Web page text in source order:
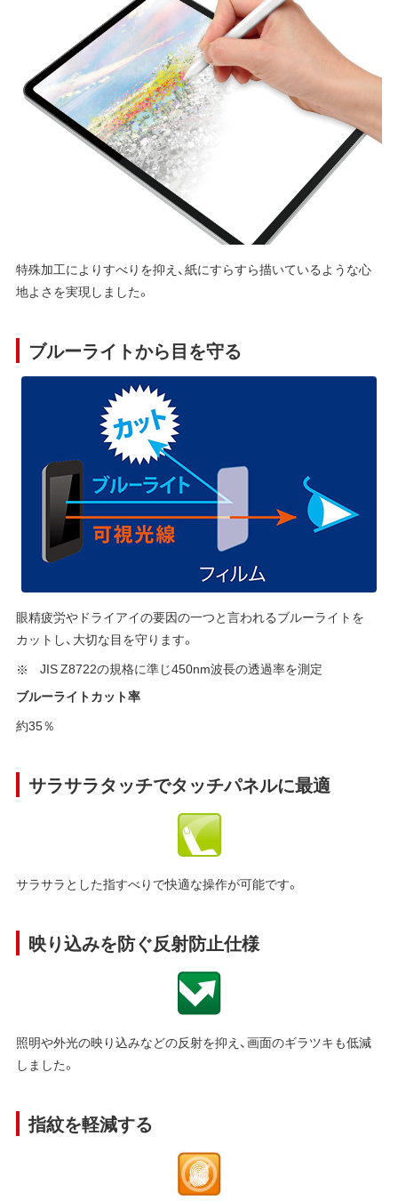
特殊加工によりすべりを抑え、紙にすらすら描いているような心
地よさを実現しました。
ブルーライトから目を守る
眼精疲労やドライアイの要因の一つと言われるブルーライトを
カットし、大切な目を守ります。
JIS Z8722の規格に準じ450nm波長の透過率を測定
ブルーライトカット率
約35％
サラサラタッチでタッチパネルに最適
サラサラとした指すべりで快適な操作が可能です。
映り込みを防ぐ反射防止仕様
照明や外光の映り込みなどの反射を抑え、画面のギラツキも低減
しました。
指紋を軽減する